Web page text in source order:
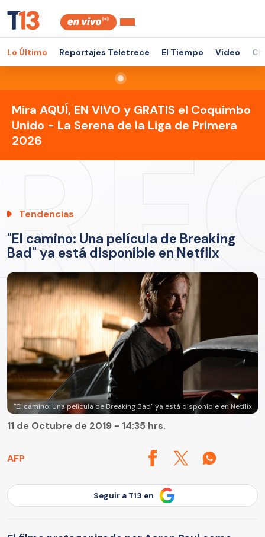
Lo Último Reportajes Teletrece El Tiempo Video
Mira AQUÍ, EN VIVO y GRATIS el Coquimbo
Unido - La Serena de la Liga de Primera
2026
Tendencias
"El camino: Una película de Breaking
Bad" ya está disponible en Netflix
"El camino: Una película de Breaking Bad" ya está disponible en Netflix
AFP
11 de Octubre de 2019 - 14:35 hrs.
Seguir a T13 en